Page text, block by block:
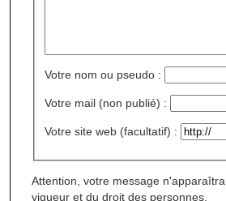
Votre nom ou pseudo :
Votre mail (non publié) :
Votre site web (facultatif) :
Attention, votre message
vigueur et du droit des personnes.